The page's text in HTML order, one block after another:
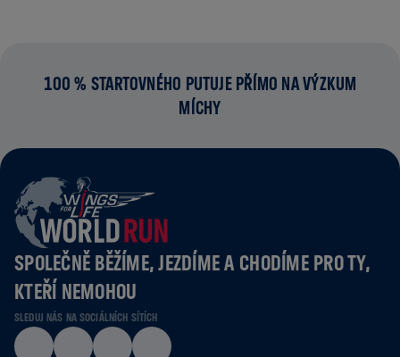
100 % STARTOVNÉHO PUTUJE PŘÍMO NA VÝZKUM
MÍCHY
SPOLEČNĚ BĚŽÍME, JEZDÍME A CHODÍME PRO TY,
KTEŘÍ NEMOHOU
SLEDUJ NÁS NA SOCIÁLNÍCH SÍTÍCH